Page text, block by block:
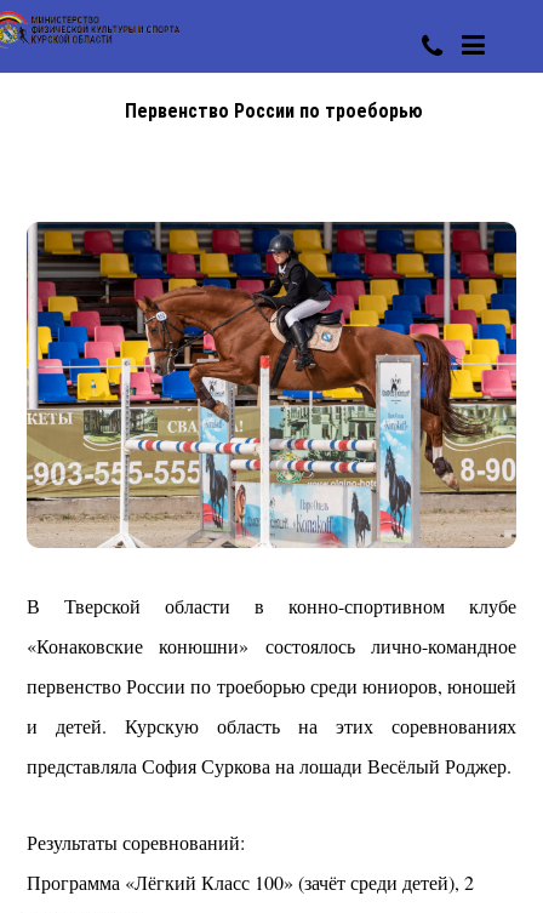
Первенство России по троеборью
В Тверской области в конно-спортивном клубе
«Конаковские конюшни» состоялось лично-командное
первенство России по троеборью среди юниоров, юношей
и детей. Курскую область на этих соревнованиях
представляла София Суркова на лошади Весёлый Роджер.
Результаты соревнований:
Программа «Лёгкий Класс 100» (зачёт среди детей), 2